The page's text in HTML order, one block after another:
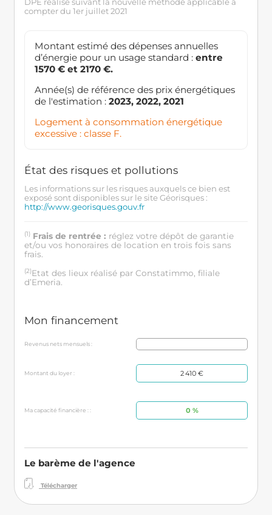
compter du 1er juillet 2021
Montant estimé des dépenses annuelles
d’énergie pour un usage standard : entre
1570 € et 2170 €.
Année(s) de référence des prix énergétiques
de l'estimation : 2023, 2022, 2021
Logement à consommation énergétique
excessive : classe F.
État des risques et pollutions
Les informations sur les risques auxquels ce bien est
exposé sont disponibles sur le site Géorisques :
http://www.georisques.gouv.fr
(1) Frais de rentrée : réglez votre dépôt de garantie
et/ou vos honoraires de location en trois fois sans
frais.
(2)Etat des lieux réalisé par Constatimmo, filiale
d’Emeria.
Mon financement
Revenus nets mensuels :
Montant du loyer : 2 410 €
Ma capacité financière : : 0 %
Le barème de l'agence
Télécharger